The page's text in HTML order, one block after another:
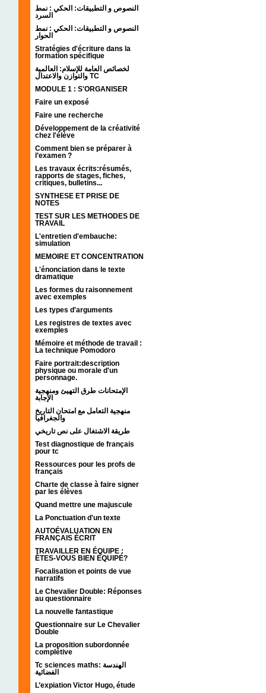
النصوص و التطبيقات: الحكي : نمط
السرد
النصوص و التطبيقات: الحكي : نمط
الحوار
Stratégies d'écriture dans la
formation spécifique
لخصائص العامة للإسلام: العالمية
والتوازن والاعتدال TC
MODULE 1 : S'ORGANISER
Faire un exposé
Faire une recherche
Développement de la créativité
chez l'élève
Comment bien se préparer à
l’examen ?
Les travaux écrits:résumés,
rapports de stages, fiches,
critiques, bulletins...
SYNTHESE ET PRISE DE
NOTES
TEST SUR LES METHODES DE
TRAVAIL
L'entretien d'embauche:
simulation
MEMOIRE ET CONCENTRATION
L'énonciation dans le texte
dramatique
Les formes du raisonnement
avec exemples
Les types d'arguments
Les registres de textes avec
exemples
Mémoire et méthode de travail :
La technique Pomodoro
Faire portrait:description
physique ou morale d'un
personnage.
الإمتحانات طرق التهيئ ومنهجية
الإجابة
منهجية التعامل مع امتحان التاريخ
والجغرافيا
طريقة الاشتغال على نص تاريخي
Test diagnostique de français
pour tc
Ressources pour les profs de
français
Charte de classe à faire signer
par les élèves
Quand mettre une majuscule
La Ponctuation d'un texte
AUTOÉVALUATION EN
FRANÇAIS ÉCRIT
TRAVAILLER EN ÉQUIPE :
ÊTES-VOUS BIEN ÉQUIPÉ?
Focalisation et points de vue
narratifs
Le Chevalier Double: Réponses
au questionnaire
La nouvelle fantastique
Questionnaire sur Le Chevalier
Double
La proposition subordonnée
complétive
Tc sciences maths: الهندسة
الفضائية
L’expiation Victor Hugo, étude